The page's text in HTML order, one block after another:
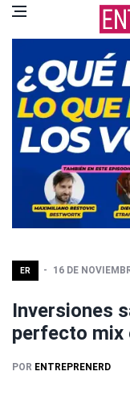
ER 16 DE
Inversiones
perfecto mix
POR ENTREPRENERD